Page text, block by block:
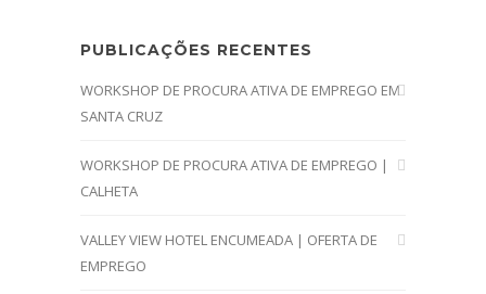
PUBLICAÇÕES RECENTES
WORKSHOP DE PROCURA ATIVA DE EMPREGO EM
SANTA CRUZ
WORKSHOP DE PROCURA ATIVA DE EMPREGO |
CALHETA
VALLEY VIEW HOTEL ENCUMEADA | OFERTA DE
EMPREGO